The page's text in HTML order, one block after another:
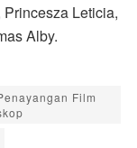
Leticia,
Alby.
Film